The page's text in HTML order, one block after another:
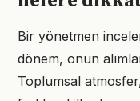
Bir yönetmen
dönem, onun
Toplumsal